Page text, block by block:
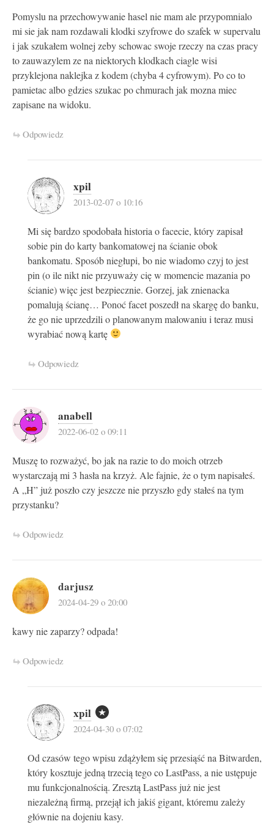
Pomyslu na przechowywanie hasel nie mam ale przypomnialo
mi sie jak nam rozdawali klodki szyfrowe do szafek w supervalu
i jak szukałem wolnej zeby schowac swoje rzeczy na czas pracy
to zauwazylem ze na niektorych klodkach ciagle wisi
przyklejona naklejka z kodem (chyba 4 cyfrowym). Po co to
pamietac albo gdzies szukac po chmurach jak mozna miec
zapisane na widoku.
Odpowiedz
xpil
2013-02-07 o 10:16
Mi się bardzo spodobała historia o facecie, który zapisał
sobie pin do karty bankomatowej na ścianie obok
bankomatu. Sposób niegłupi, bo nie wiadomo czyj to jest
pin (o ile nikt nie przyuważy cię w momencie mazania po
ścianie) więc jest bezpiecznie. Gorzej, jak znienacka
pomalują ścianę… Ponoć facet poszedł na skargę do banku,
że go nie uprzedzili o planowanym malowaniu i teraz musi
wyrabiać nową kartę
Odpowiedz
anabell
2022-06-02 o 09:11
Muszę to rozważyć, bo jak na razie to do moich otrzeb
wystarczają mi 3 hasła na krzyż. Ale fajnie, że o tym napisałeś.
A „H” już poszło czy jeszcze nie przyszło gdy stałeś na tym
przystanku?
Odpowiedz
darjusz
2024-04-29 o 20:00
kawy nie zaparzy? odpada!
Odpowiedz
xpil
2024-04-30 o 07:02
Od czasów tego wpisu zdążyłem się przesiąść na Bitwarden,
który kosztuje jedną trzecią tego co LastPass, a nie ustępuje
mu funkcjonalnością. Zresztą LastPass już nie jest
niezależną firmą, przejął ich jakiś gigant, któremu zależy
głównie na dojeniu kasy.